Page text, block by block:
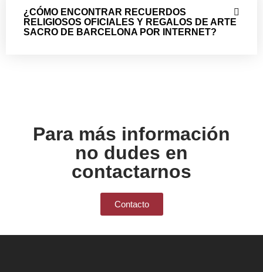
¿CÓMO ENCONTRAR RECUERDOS
RELIGIOSOS OFICIALES Y REGALOS DE ARTE
SACRO DE BARCELONA POR INTERNET?
Para más información
no dudes en
contactarnos
Contacto